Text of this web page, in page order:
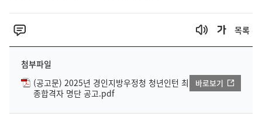
목록
첨부파일
(공고문) 2025년 경인지방우정청 청년인턴 최
종합격자 명단 공고.pdf
바로보기